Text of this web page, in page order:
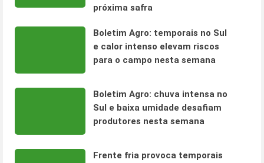
próxima safra
Boletim Agro: temporais no Sul
e calor intenso elevam riscos
para o campo nesta semana
Boletim Agro: chuva intensa no
Sul e baixa umidade desafiam
produtores nesta semana
Frente fria provoca temporais